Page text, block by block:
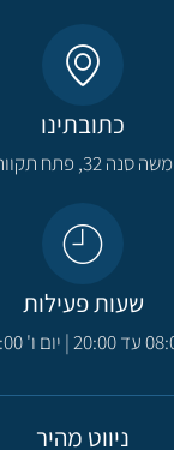
כתובתינו
משה סנה 32, פתח תקווה​
שעות פעילות
ניווט מהיר